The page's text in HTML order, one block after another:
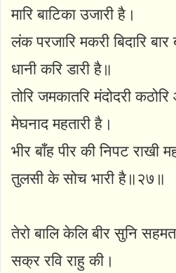
मारि बाटिका उजारी है।
लंक परजारि मकरी बिदारि बार
धानी करि डारी है॥
तोरि जमकातरि मंदोदरी
मेघनाद महतारी है।
भीर बाँह पीर की निपट राखी
तुलसी के सोच भारी है॥२७॥
तेरो बालि केलि बीर सुनि
सक्र रवि राहु की।